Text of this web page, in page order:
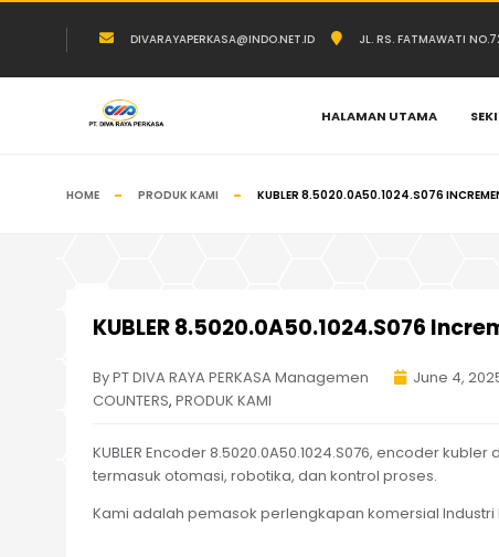
DIVARAYAPERKASA@INDO.NET.ID JL. RS. FATMAWATI
HALAMAN UTAMA
HOME PRODUK KAMI KUBLER 8.5020.0A50.1024.S076
KUBLER 8.5020.0A50.1024.S076
By PT DIVA RAYA PERKASA Managemen June 4,
COUNTERS, PRODUK KAMI
KUBLER Encoder 8.5020.0A50.1024.S076, encoder
termasuk otomasi, robotika, dan kontrol proses.
Kami adalah pemasok perlengkapan komersial